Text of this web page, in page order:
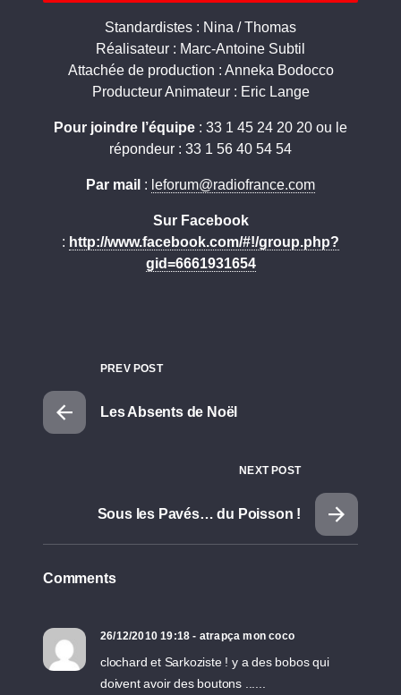
Standardistes : Nina / Thomas
Réalisateur : Marc-Antoine Subtil
Attachée de production : Anneka Bodocco
Producteur Animateur : Eric Lange
Pour joindre l’équipe : 33 1 45 24 20 20 ou le
répondeur : 33 1 56 40 54 54
Par mail : leforum@radiofrance.com
Sur Facebook
: http://www.facebook.com/#!/group.php?
gid=6661931654
PREV POST
Les Absents de Noël
NEXT POST
Sous les Pavés… du Poisson !
Comments
26/12/2010 19:18 - atrapça mon coco
clochard et Sarkoziste ! y a des bobos qui
doivent avoir des boutons ......